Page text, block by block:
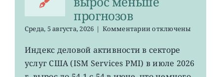
прогнозов
Среда, 5 августа, 2026 | Комментариик
Индекс
деловой
активности
в
отключены
Индекс деловой активности в секторе
услуг США (ISM Services PMI) в июле 2026